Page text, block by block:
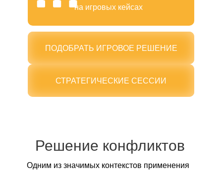
ПОДОБРАТЬ ИГРОВОЕ РЕШЕНИЕ
СТРАТЕГИЧЕСКИЕ СЕССИИ
на игровых кейсах
Решение конфликтов
Одним из значимых контекстов применения